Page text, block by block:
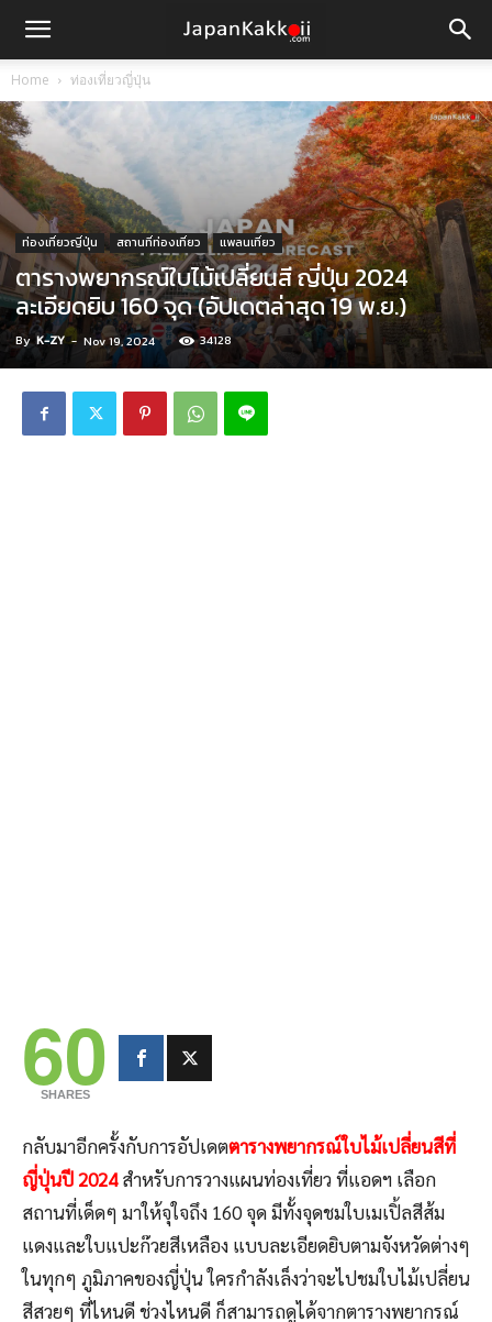
Home ท่องเที่ยวญี่ปุ่น
ท่องเที่ยวญี่ปุ่น สถานที่ท่องเที่ยว แพลนเที่ยว
ตารางพยากรณ์ใบไม้เปลี่ยนสี ญี่ปุ่น 2024
ละเอียดยิบ 160 จุด (อัปเดตล่าสุด 19 พ.ย.)
By K-ZY- Nov 19, 2024 34128
60
SHARES
กลับมาอีกครั้งกับการอัปเดตตารางพยากรณ์ใบไม้เปลี่ยนสีที่
ญี่ปุ่นปี 2024สำหรับการวางแผนท่องเที่ยว ที่แอดฯ เลือก
สถานที่เด็ดๆ มาให้จุใจถึง 160 จุด มีทั้งจุดชมใบเมเปิ้ลสีส้ม
แดงและใบแปะก๊วยสีเหลือง แบบละเอียดยิบตามจังหวัดต่างๆ
ในทุกๆ ภูมิภาคของญี่ปุ่น ใครกำลังเล็งว่าจะไปชมใบไม้เปลี่ยน
สีสวยๆ ที่ไหนดี ช่วงไหนดี ก็สามารถดูได้จากตารางพยากรณ์